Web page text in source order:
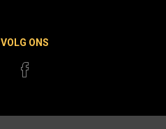
VOLG ONS